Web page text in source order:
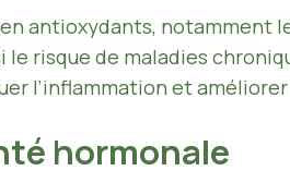
antioxydants, notamment
le risque de maladies
l’inflammation et
hormonale